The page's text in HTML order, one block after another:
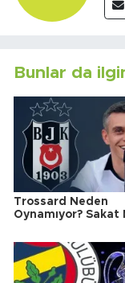
Bunlar da
Trossard Neden
Oynamıyor? Sakat